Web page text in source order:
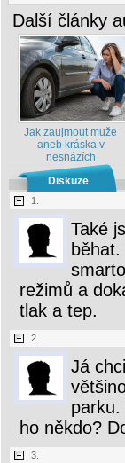
Další články
Jak zaujmout muže
aneb kráska v
nesnázích
Diskuze
1.
Také
režimů a
tlak a tep.
2.
Já
ho někdo?
3.